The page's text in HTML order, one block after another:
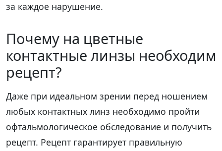
за каждое нарушение.
Почему на цветные
контактные линзы необходим
рецепт?
Даже при идеальном зрении перед ношением
любых контактных линз необходимо пройти
офтальмологическое обследование и получить
рецепт. Рецепт гарантирует правильную